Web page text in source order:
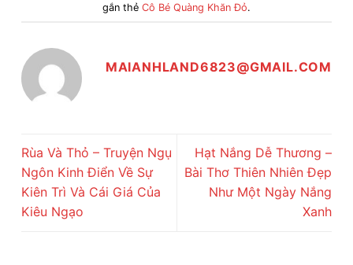
gắn thẻ Cô Bé Quàng Khăn Đỏ.
MAIANHLAND6823@GMAIL.COM
Rùa Và Thỏ – Truyện Ngụ
Ngôn Kinh Điển Về Sự
Kiên Trì Và Cái Giá Của
Kiêu Ngạo
Hạt Nắng Dễ Thương –
Bài Thơ Thiên Nhiên Đẹp
Như Một Ngày Nắng
Xanh